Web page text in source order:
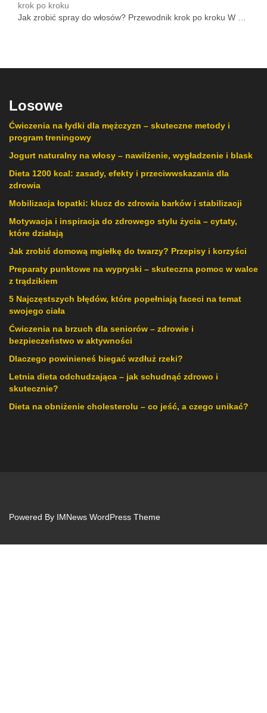
krok po kroku
Jak zrobić spray do włosów? Przewodnik krok po kroku W …
Losowe
Ćwiczenia na łydki dla mężczyzn – skuteczne metody i
program treningowy
Jogurt naturalny na włosy – nawilżenie, wygładzenie i blask
Dieta 1200 kcal: zasady, efekty i przeciwwskazania dla
zdrowia
Mobilizacja łopatki: klucz do zdrowia barków i stabilizacji
Motywacja i inspiracja do zdrowego stylu życia – cytaty,
które działają
Jak zrobić domową mgiełkę do twarzy? Przepisy i korzyści
Preparaty punktowe na wypryski – skuteczna pomoc w walce
z trądzikiem
5 Najczęstszych błędów, które popełniają faceci na temat
swojego ciała
Ćwiczenia na brzuch dla seniorów – zdrowie i
bezpieczeństwo w aktywności
Dlaczego powinieneś biegać wzdłuż rzeki?
Letnia dieta odchudzająca – jak schudnąć zdrowo i
skutecznie?
Dieta na obniżenie cholesterolu – co jeść, a czego unikać?
Powered By IMNews WordPress Theme